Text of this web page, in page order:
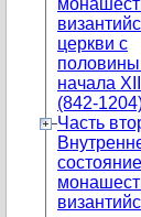
церкви с
начала
(842-
Часть
состояние